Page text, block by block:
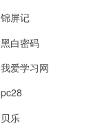
锦屏记
黑白密码
我爱学习网
pc28
贝乐